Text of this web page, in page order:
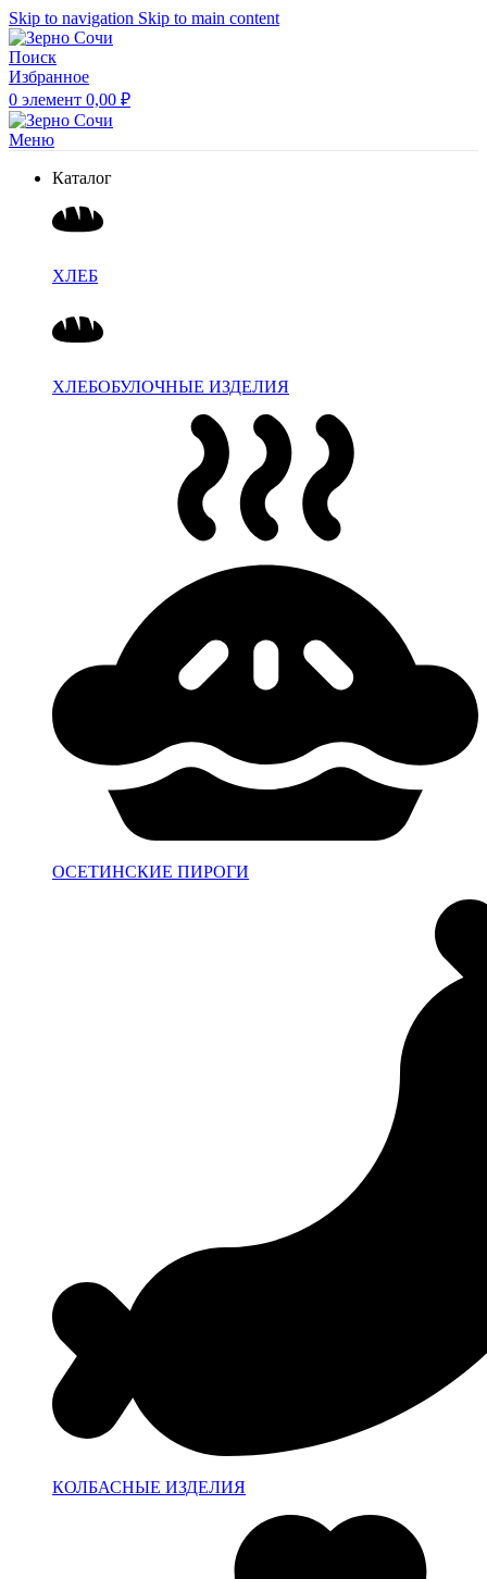
Skip to navigation Skip to main content
Поиск
Избранное
0 элемент 0,00 ₽
Меню
Каталог
ХЛЕБ
ХЛЕБОБУЛОЧНЫЕ ИЗДЕЛИЯ
ОСЕТИНСКИЕ ПИРОГИ
КОЛБАСНЫЕ ИЗДЕЛИЯ